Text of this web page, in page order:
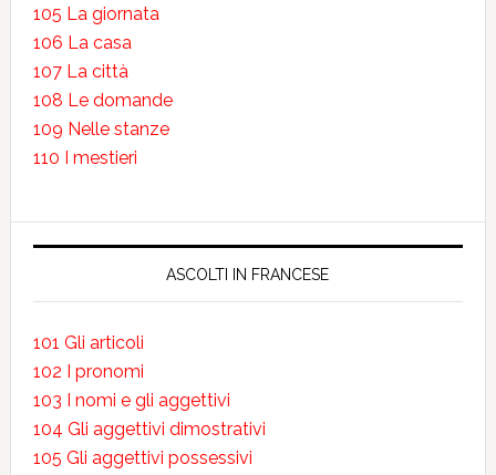
105 La giornata
106 La casa
107 La città
108 Le domande
109 Nelle stanze
110 I mestieri
ASCOLTI IN FRANCESE
101 Gli articoli
102 I pronomi
103 I nomi e gli aggettivi
104 Gli aggettivi dimostrativi
105 Gli aggettivi possessivi